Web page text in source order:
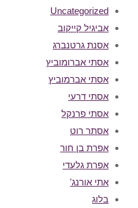
Uncategorized
אביגיל קייקוב
אסנת גרטנברג
אסתי אברומוביץ
אסתי אברמוביץ
אסתי דרעי
אסתי פרנקל
אסתר רוט
אפרת בן חור
אפרת גלעדי
אתי אורנג'
בלוג